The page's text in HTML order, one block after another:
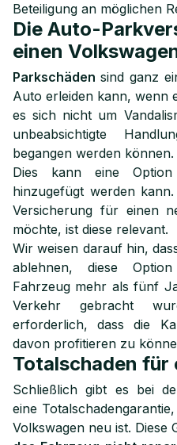
Beteiligung an möglichen
Die Auto-
einen
Parkschäden sind ganz
Auto erleiden kann, wenn
es sich nicht um
unbeabsichtigte
begangen werden können.
Dies kann eine
hinzugefügt werden
Versicherung für einen
möchte, ist diese relevant.
Wir weisen darauf hin,
ablehnen, diese
Fahrzeug mehr als fünf
Verkehr gebracht
erforderlich, dass die
davon profitieren zu
Totalschaden für
Schließlich gibt es bei
eine
Volkswagen neu ist. Diese